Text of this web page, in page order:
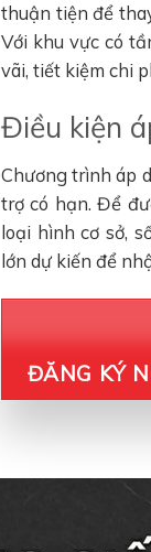
thuận tiện để
Với khu vực có
vãi, tiết kiệm chi
Điều kiện
Chương trình áp
trợ có hạn. Để
loại hình cơ sở,
lớn dự kiến để
ĐĂNG KÝ